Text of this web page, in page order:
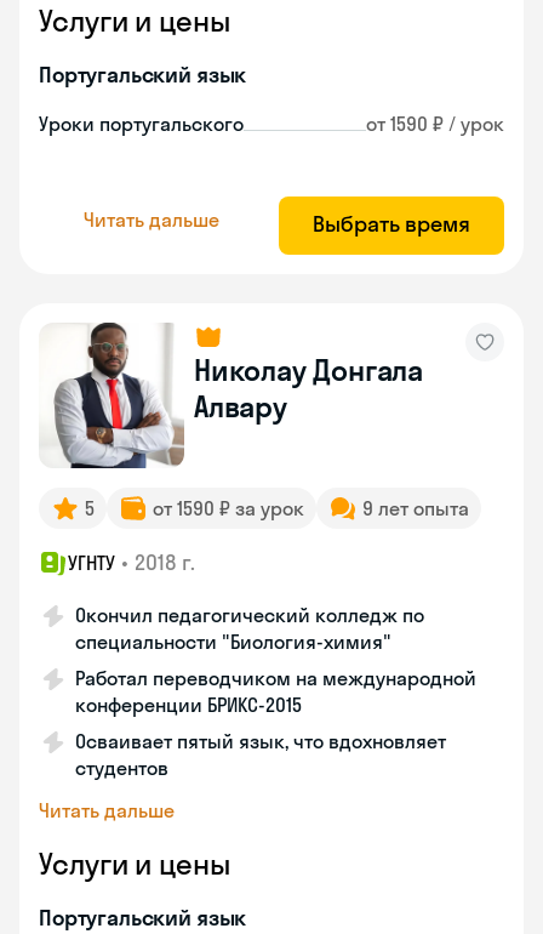
Услуги и цены
Португальский язык
Уроки португальского от 1590 ₽ / урок
Читать дальше Выбрать время
Николау Донгала
Алвару
5 от 1590 ₽ за урок 9 лет опыта
УГНТУ • 2018 г.
Окончил педагогический колледж по
специальности "Биология-химия"
Работал переводчиком на международной
конференции БРИКС-2015
Осваивает пятый язык, что вдохновляет
студентов
Читать дальше
Услуги и цены
Португальский язык